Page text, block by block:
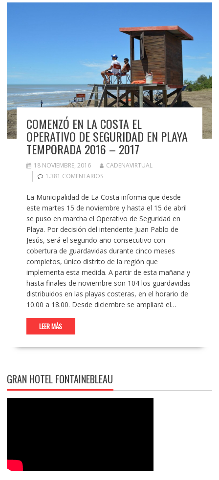
COMENZÓ EN LA COSTA EL
OPERATIVO DE SEGURIDAD EN PLAYA
TEMPORADA 2016 – 2017
18 NOVIEMBRE, 2016
CADENAVIRTUAL
1.381 COMENTARIOS
La Municipalidad de La Costa informa que desde
este martes 15 de noviembre y hasta el 15 de abril
se puso en marcha el Operativo de Seguridad en
Playa. Por decisión del intendente Juan Pablo de
Jesús, será el segundo año consecutivo con
cobertura de guardavidas durante cinco meses
completos, único distrito de la región que
implementa esta medida. A partir de esta mañana y
hasta finales de noviembre son 104 los guardavidas
distribuidos en las playas costeras, en el horario de
10.00 a 18.00. Desde diciembre se ampliará el…
LEER MÁS
GRAN HOTEL FONTAINEBLEAU